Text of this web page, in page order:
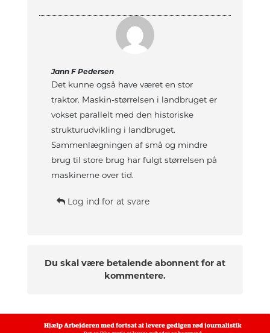
Jann F Pedersen
Det kunne også have været en stor
traktor. Maskin-størrelsen i landbruget er
vokset parallelt med den historiske
strukturudvikling i landbruget.
Sammenlægningen af små og mindre
brug til store brug har fulgt størrelsen på
maskinerne over tid.
Log ind for at svare
Du skal være betalende abonnent for at
kommentere.